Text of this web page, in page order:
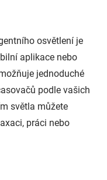
osvětlení je
aplikace nebo
jednoduché
podle vašich
světla můžete
práci nebo